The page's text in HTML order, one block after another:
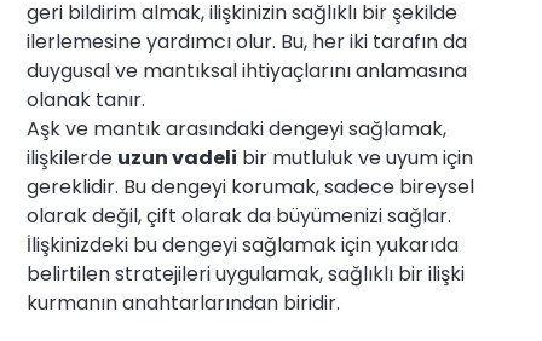
geri bildirim almak, ilişkinizin sağlıklı bir şekilde
ilerlemesine yardımcı olur. Bu, her iki tarafın da
duygusal ve mantıksal ihtiyaçlarını anlamasına
olanak tanır.
Aşk ve mantık arasındaki dengeyi sağlamak,
ilişkilerde uzun vadeli bir mutluluk ve uyum için
gereklidir. Bu dengeyi korumak, sadece bireysel
olarak değil, çift olarak da büyümenizi sağlar.
İlişkinizdeki bu dengeyi sağlamak için yukarıda
belirtilen stratejileri uygulamak, sağlıklı bir ilişki
kurmanın anahtarlarından biridir.